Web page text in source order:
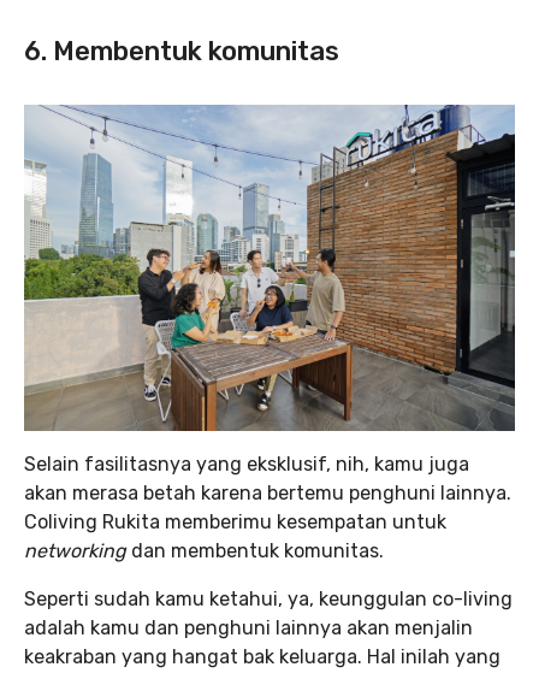
6. Membentuk komunitas
Selain fasilitasnya yang eksklusif, nih, kamu juga
akan merasa betah karena bertemu penghuni lainnya.
Coliving Rukita memberimu kesempatan untuk
networkingdan membentuk komunitas.
Seperti sudah kamu ketahui, ya, keunggulan co-living
adalah kamu dan penghuni lainnya akan menjalin
keakraban yang hangat bak keluarga. Hal inilah yang